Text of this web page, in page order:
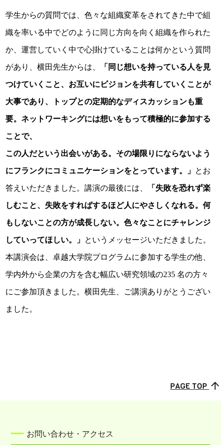
学生からの質問では、色々な組織変革をされてきた中で組
織を率いる中でどのように同じ方向を向く組織を作られた
か、運営していく中で心掛けていることは何かという質問
があり、横田先生からは、 「同じ想いを持っている人を見
つけていくこと、お互いにビジョンを共有していくことが
大事であり、トップとの定期的なディスカッションも重
要。ネットワーキングには想いをもって積極的に参加する
ことで、
この人だという出会いがある。その場限りにならないよう
にフランクにコミュニケーションをとっています。」 とお
答えいただきました。講演の最後には、 「失敗を恐れず楽
しむこと、失敗をすればするほど人にやさしくなれる。何
もしないことの方が成長しない。色々なことにチャレンジ
していってほしい。」 というメッセージいただきました。
本講演会は、卓越大学院プログラムに参加する学生の他、
学内外から企業の方を含む幅広い研究領域の235 名の方々
にご参加頂きました。横田先生、ご講演ありがとうござい
ました。
お問い合わせ・アクセス
PAGE TOP arrow_upward